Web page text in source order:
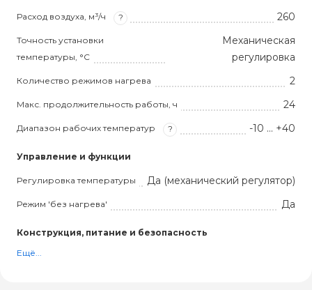
Расход воздуха, м³/ч ? 260
Точность установки
температуры, °С
Механическая
регулировка
Количество режимов нагрева 2
Макс. продолжительность работы, ч 24
Диапазон рабочих температур ? -10 ... +40
Управление и функции
Регулировка температуры Да (механический регулятор)
Режим 'без нагрева' Да
Конструкция, питание и безопасность
Ещё...